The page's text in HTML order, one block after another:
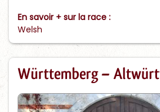
En savoir + sur la race :
Welsh
Württemberg –